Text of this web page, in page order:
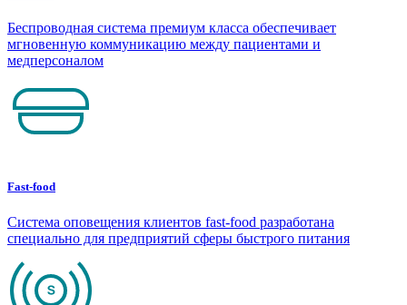
Беспроводная система премиум класса обеспечивает
мгновенную коммуникацию между пациентами и
медперсоналом
Fast-food
Система оповещения клиентов fast-food разработана
специально для предприятий сферы быстрого питания